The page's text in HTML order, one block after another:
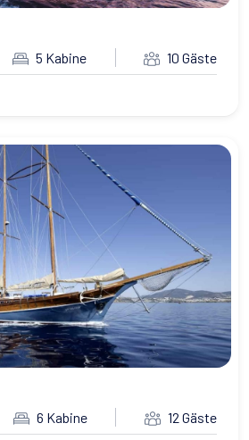
5 Kabine 10 Gäste
6 Kabine 12 Gäste